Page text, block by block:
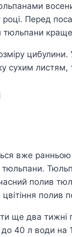
році. Перед
тюльпани
сухим
вже ранньою
тюльпани.
полив
цвітіння
ще два тижні
до 40 л води